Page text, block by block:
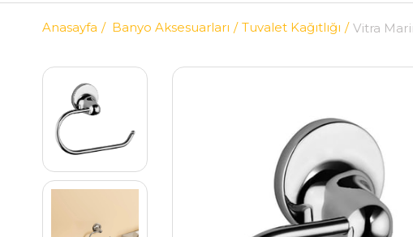
Anasayfa Banyo Aksesuarları Tuvalet Kağıtlığı Vitra